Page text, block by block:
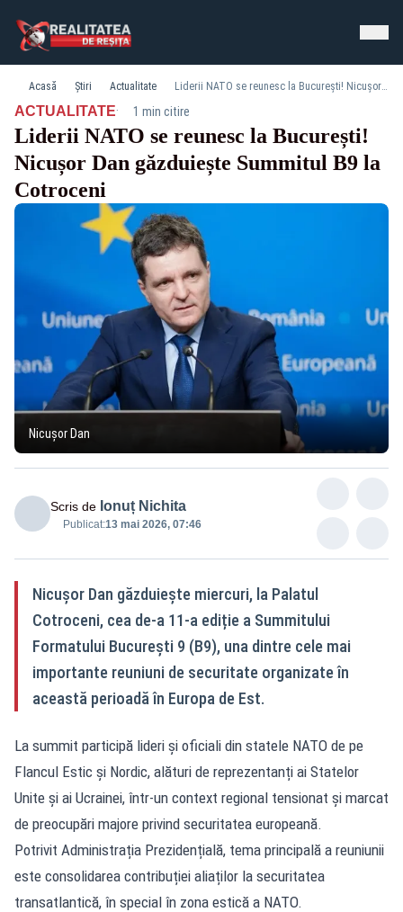
Acasă Știri Actualitate Liderii NATO se reunesc la București! Nicușor Dan găzduiește Summitul B9 la Cotroceni
ACTUALITATE· 1 min citire
Liderii NATO se reunesc la București!
Nicușor Dan găzduiește Summitul B9 la
Cotroceni
Nicușor Dan
Scris de Ionuț Nichita
Publicat:13 mai 2026, 07:46
Nicușor Dan găzduiește miercuri, la Palatul
Cotroceni, cea de-a 11-a ediție a Summitului
Formatului București 9 (B9), una dintre cele mai
importante reuniuni de securitate organizate în
această perioadă în Europa de Est.
La summit participă lideri și oficiali din statele NATO de pe
Flancul Estic și Nordic, alături de reprezentanți ai Statelor
Unite și ai Ucrainei, într-un context regional tensionat și marcat
de preocupări majore privind securitatea europeană.
Potrivit Administrația Prezidențială, tema principală a reuniunii
este consolidarea contribuției aliaților la securitatea
transatlantică, în special în zona estică a NATO.